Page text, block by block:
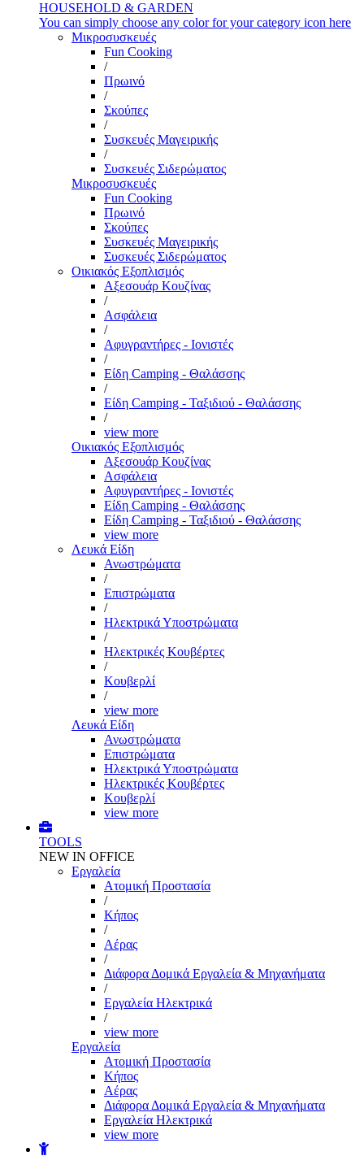
HOUSEHOLD & GARDEN
You can simply choose any color for your category icon here
Μικροσυσκευές
Fun Cooking
/
Πρωινό
/
Σκούπες
/
Συσκευές Μαγειρικής
/
Συσκευές Σιδερώματος
Μικροσυσκευές
Fun Cooking
Πρωινό
Σκούπες
Συσκευές Μαγειρικής
Συσκευές Σιδερώματος
Οικιακός Εξοπλισμός
Αξεσουάρ Κουζίνας
/
Ασφάλεια
/
Αφυγραντήρες - Ιονιστές
/
Είδη Camping - Θαλάσσης
/
Είδη Camping - Ταξιδιού - Θαλάσσης
/
view more
Οικιακός Εξοπλισμός
Αξεσουάρ Κουζίνας
Ασφάλεια
Αφυγραντήρες - Ιονιστές
Είδη Camping - Θαλάσσης
Είδη Camping - Ταξιδιού - Θαλάσσης
view more
Λευκά Είδη
Ανωστρώματα
/
Επιστρώματα
/
Ηλεκτρικά Υποστρώματα
/
Ηλεκτρικές Κουβέρτες
/
Κουβερλί
/
view more
Λευκά Είδη
Ανωστρώματα
Επιστρώματα
Ηλεκτρικά Υποστρώματα
Ηλεκτρικές Κουβέρτες
Κουβερλί
view more
TOOLS
NEW IN OFFICE
Εργαλεία
Aτομική Προστασία
/
Kήπος
/
Αέρας
/
Διάφορα Δομικά Εργαλεία & Μηχανήματα
/
Εργαλεία Ηλεκτρικά
/
view more
Εργαλεία
Aτομική Προστασία
Kήπος
Αέρας
Διάφορα Δομικά Εργαλεία & Μηχανήματα
Εργαλεία Ηλεκτρικά
view more